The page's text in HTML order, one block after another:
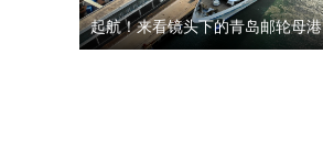
起航！来看镜头下的青岛邮轮母港